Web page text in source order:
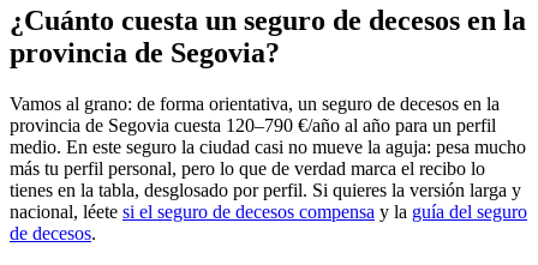
¿Cuánto cuesta un seguro de decesos en la
provincia de Segovia?
Vamos al grano: de forma orientativa, un seguro de decesos en la
provincia de Segovia cuesta 120–790 €/año al año para un perfil
medio. En este seguro la ciudad casi no mueve la aguja: pesa mucho
más tu perfil personal, pero lo que de verdad marca el recibo lo
tienes en la tabla, desglosado por perfil. Si quieres la versión larga y
nacional, léete si el seguro de decesos compensa y la guía del seguro
de decesos.